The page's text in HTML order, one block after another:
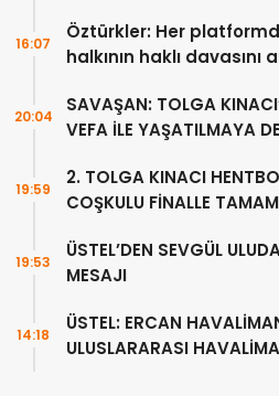
Öztürkler: Her
halkının haklı
16:07
SAVAŞAN: TOLGA
VEFA İLE YAŞATILMAYA
20:04
2. TOLGA KINACI
COŞKULU FİNALLE
19:59
ÜSTEL’DEN SEVGÜL
MESAJI
19:53
ÜSTEL: ERCAN
ULUSLARARASI
14:18